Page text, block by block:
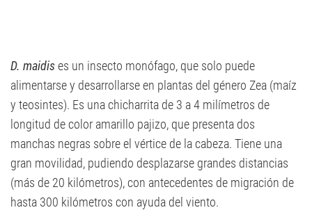
D. maidises un insecto monófago, que solo puede
alimentarse y desarrollarse en plantas del género Zea (maíz
y teosintes). Es una chicharrita de 3 a 4 milímetros de
longitud de color amarillo pajizo, que presenta dos
manchas negras sobre el vértice de la cabeza. Tiene una
gran movilidad, pudiendo desplazarse grandes distancias
(más de 20 kilómetros), con antecedentes de migración de
hasta 300 kilómetros con ayuda del viento.